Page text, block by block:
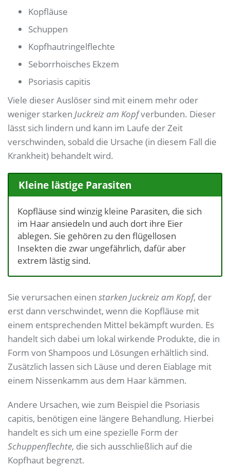
Kopfläuse
Schuppen
Kopfhautringelflechte
Seborrhoisches Ekzem
Psoriasis capitis
Viele dieser Auslöser sind mit einem mehr oder
weniger starken Juckreiz am Kopfverbunden. Dieser
lässt sich lindern und kann im Laufe der Zeit
verschwinden, sobald die Ursache (in diesem Fall die
Krankheit) behandelt wird.
Kleine lästige Parasiten
Kopfläuse sind winzig kleine Parasiten, die sich
im Haar ansiedeln und auch dort ihre Eier
ablegen. Sie gehören zu den flügellosen
Insekten die zwar ungefährlich, dafür aber
extrem lästig sind.
Sie verursachen einen starken Juckreiz am Kopf, der
erst dann verschwindet, wenn die Kopfläuse mit
einem entsprechenden Mittel bekämpft wurden. Es
handelt sich dabei um lokal wirkende Produkte, die in
Form von Shampoos und Lösungen erhältlich sind.
Zusätzlich lassen sich Läuse und deren Eiablage mit
einem Nissenkamm aus dem Haar kämmen.
Andere Ursachen, wie zum Beispiel die Psoriasis
capitis, benötigen eine längere Behandlung. Hierbei
handelt es sich um eine spezielle Form der
Schuppenflechte, die sich ausschließlich auf die
Kopfhaut begrenzt.